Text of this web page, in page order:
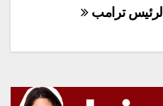
الرئيس ترامب